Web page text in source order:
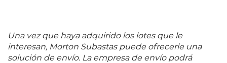
Una vez que haya adquirido los lotes que le
interesan, Morton Subastas puede ofrecerle una
solución de envío. La empresa de envío podrá